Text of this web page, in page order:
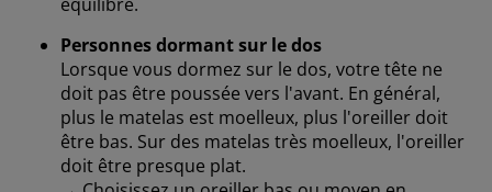
Personnes dormant sur le dos
Lorsque vous dormez sur le dos, votre tête ne
doit pas être poussée vers l'avant. En général,
plus le matelas est moelleux, plus l'oreiller doit
être bas. Sur des matelas très moelleux, l'oreiller
doit être presque plat.